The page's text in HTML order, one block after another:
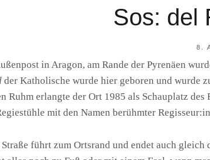
Sos: del
8.
in Aragon, am Rande der Pyrenäen
der Katholische wurde hier geboren und wurde
Ruhm erlangte der Ort 1985 als Schauplatz des
mit den Namen berühmter
führt zum Ortsrand und endet auch